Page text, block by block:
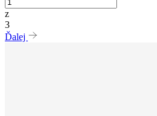
z
3
Ďalej